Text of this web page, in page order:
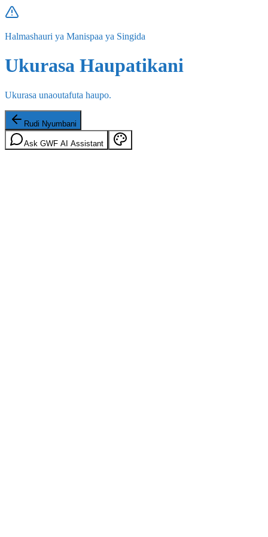
Halmashauri ya Manispaa ya Singida
Ukurasa Haupatikani
Ukurasa unaoutafuta haupo.
Rudi Nyumbani
Ask GWF AI Assistant